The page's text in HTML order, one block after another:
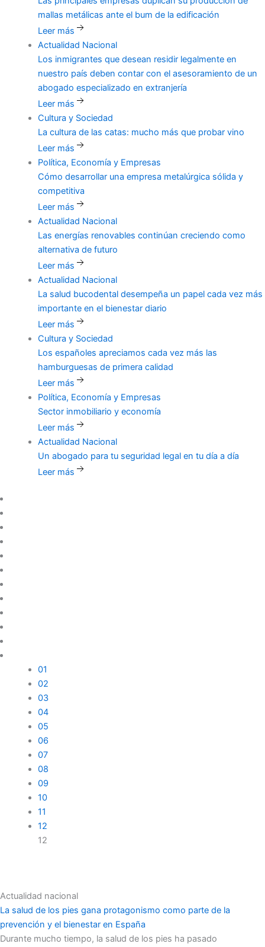
mallas metálicas ante el bum de la edificación
Leer más
Actualidad Nacional
Los inmigrantes que desean residir legalmente en
nuestro país deben contar con el asesoramiento de un
abogado especializado en extranjería
Leer más
Cultura y Sociedad
La cultura de las catas: mucho más que probar vino
Leer más
Política, Economía y Empresas
Cómo desarrollar una empresa metalúrgica sólida y
competitiva
Leer más
Actualidad Nacional
Las energías renovables continúan creciendo como
alternativa de futuro
Leer más
Actualidad Nacional
La salud bucodental desempeña un papel cada vez más
importante en el bienestar diario
Leer más
Cultura y Sociedad
Los españoles apreciamos cada vez más las
hamburguesas de primera calidad
Leer más
Política, Economía y Empresas
Sectorinmobiliario y economía
Leer más
Actualidad Nacional
Un abogado para tu seguridad legal en tu día a día
Leer más
01
02
03
04
05
06
07
08
09
10
11
12
12
Actualidad nacional
La salud de los pies gana protagonismo como parte de la
prevención y el bienestar en España
Durante mucho tiempo, la salud de los pies ha pasado